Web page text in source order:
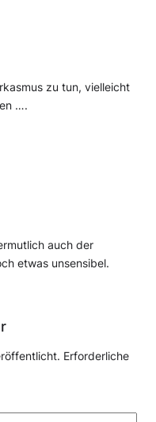
zu tun, vielleicht
….
auch der
etwas unsensibel.
Erforderliche